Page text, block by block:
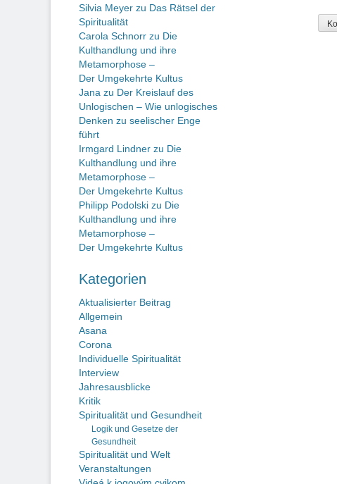
Silvia Meyer zu Das Rätsel der
Spiritualität
Carola Schnorr zu Die
Kulthandlung und ihre
Metamorphose –
Der Umgekehrte Kultus
Jana zu Der Kreislauf des
Unlogischen – Wie unlogisches
Denken zu seelischer Enge
führt
Irmgard Lindner zu Die
Kulthandlung und ihre
Metamorphose –
Der Umgekehrte Kultus
Philipp Podolski zu Die
Kulthandlung und ihre
Metamorphose –
Der Umgekehrte Kultus
Kategorien
Aktualisierter Beitrag
Allgemein
Asana
Corona
Individuelle Spiritualität
Interview
Jahresausblicke
Kritik
Spiritualität und Gesundheit
Logik und Gesetze der
Gesundheit
Spiritualität und Welt
Veranstaltungen